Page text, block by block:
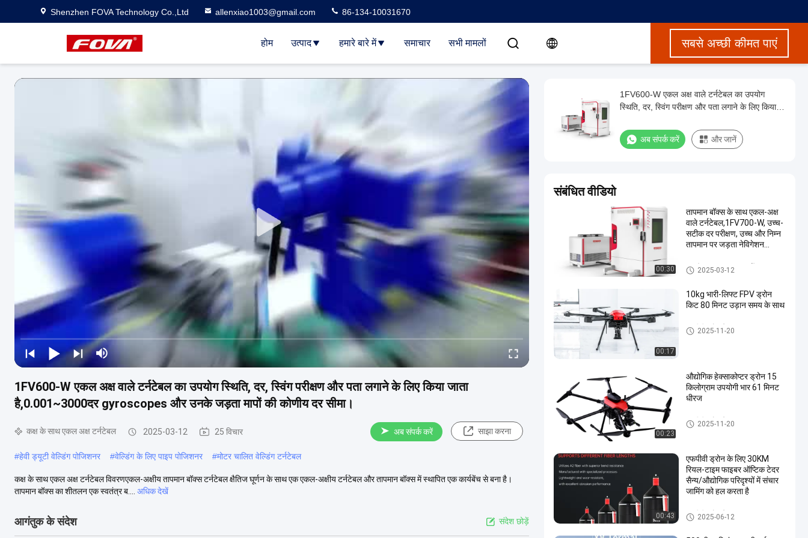
Shenzhen FOVA Technology Co.,Ltd allenxiao1003@gmail.com 86-134-10031670
होम उत्पाद हमारे बारे में समाचार सभी मामलों सबसे अच्छी कीमत पाएं
1FV600-W एकल अक्ष वाले टर्नटेबल का उपयोग स्थिति, दर, स्विंग परीक्षण और पता लगाने के लिए किया जाता
है,0.001~3000दर gyroscopes और उनके जड़ता मापों की कोणीय दर सीमा।
कक्ष के साथ एकल अक्ष टर्नटेबल 2025-03-12 25 विचार अब संपर्क करें साझा करना
#हेवी ड्यूटी वेल्डिंग पोजिशनर #वेल्डिंग के लिए पाइप पोजिशनर #मोटर चालित वेल्डिंग टर्नटेबल
कक्ष के साथ एकल अक्ष टर्नटेबल विवरणएकल-अक्षीय तापमान बॉक्स टर्नटेबल क्षैतिज घूर्णन के साथ एक एकल-अक्षीय टर्नटेबल और तापमान बॉक्स में स्थापित एक कार्यबेंच से बना है।
तापमान बॉक्स का शीतलन एक स्वतंत्र ब....
अधिक देखें
आगंतुक के संदेश संदेश छोड़ें
1FV600-W एकल अक्ष वाले टर्नटेबल का उपयोग
स्थिति, दर, स्विंग परीक्षण और पता लगाने के लिए किया
जड़ता मापों की कोणीय दर सीमा।
अब संपर्क करें और जानें
संबंधित वीडियो
00:30
तापमान बॉक्स के साथ एकल-अक्ष
वाले टर्नटेबल,1FV700-W, उच्च-
सटीक दर परीक्षण, उच्च और निम्न
तापमान पर जड़ता नेविगेशन
प्रणालियों के परीक्षण के लिए
उपयोग किया जाता है।
कक्ष के साथ एकल अक्ष टर्नटेबल
2025-03-12
00:17
10kg भारी-लिफ्ट FPV ड्रोन
किट 80 मिनट उड़ान समय के साथ
एफपीवी ड्रोन किट
2025-11-20
00:23
औद्योगिक हेक्साकोप्टर ड्रोन 15
किलोग्राम उपयोगी भार 61 मिनट
धीरज
एफपीवी ड्रोन किट
2025-11-20
00:43
एफपीवी ड्रोन के लिए 30KM
रियल-टाइम फाइबर ऑप्टिक टेदर
सैन्य/औद्योगिक परिदृश्यों में संचार
जामिंग को हल करता है
एफपीवी ड्रोन किट
2025-06-12